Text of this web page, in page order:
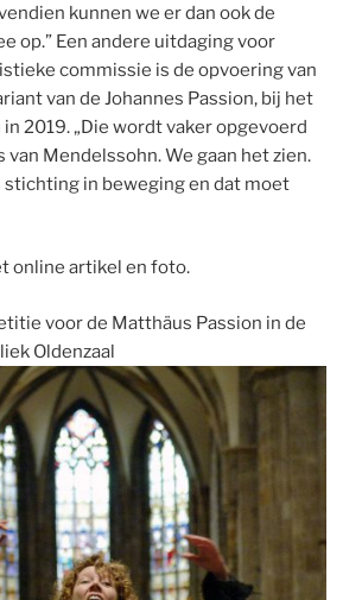
kunnen we er dan ook de
op.” Een andere uitdaging voor
commissie is de opvoering van
van de Johannes Passion, bij het
2019. „Die wordt vaker opgevoerd
van Mendelssohn. We gaan het zien.
stichting in beweging en dat moet
online artikel en foto.
voor de Matthäus Passion in de
Oldenzaal